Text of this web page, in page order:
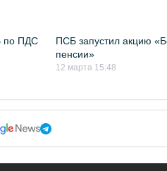
по ПДС
ПСБ запустил акцию
пенсии»
12 марта 15:48